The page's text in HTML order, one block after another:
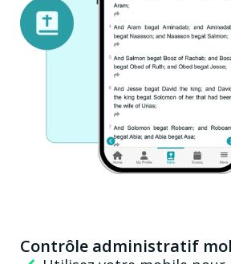
Contrôle administratif